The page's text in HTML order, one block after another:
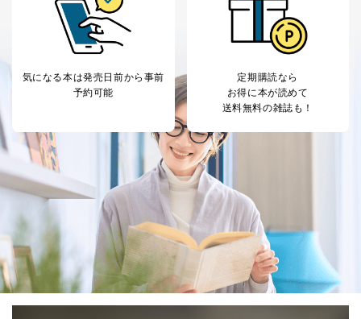
気になる本は発売日前から事前
予約可能
定期購読なら
お得に本が読めて
送料無料の雑誌も！